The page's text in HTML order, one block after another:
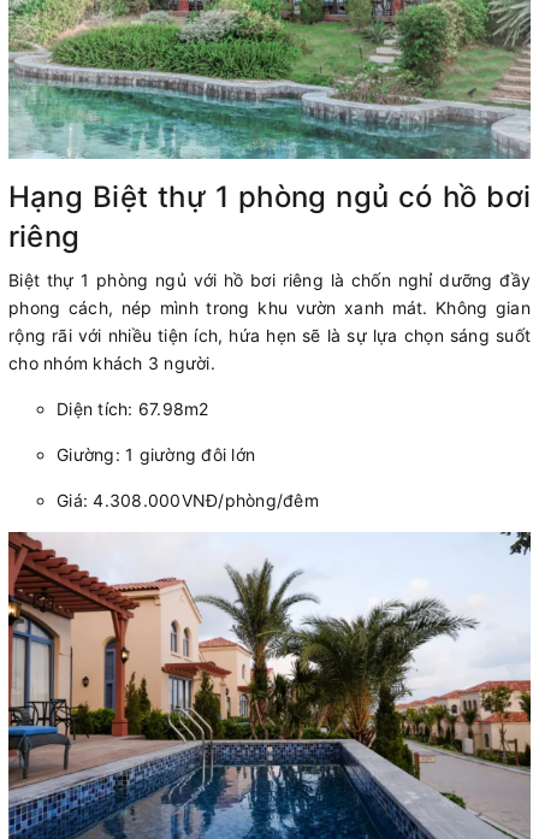
Hạng Biệt thự 1 phòng ngủ có hồ bơi
riêng
Biệt thự 1 phòng ngủ với hồ bơi riêng là chốn nghỉ dưỡng đầy
phong cách, nép mình trong khu vườn xanh mát. Không gian
rộng rãi với nhiều tiện ích, hứa hẹn sẽ là sự lựa chọn sáng suốt
cho nhóm khách 3 người.
Diện tích: 67.98m2
Giường: 1 giường đôi lớn
Giá: 4.308.000VNĐ/phòng/đêm